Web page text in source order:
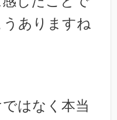
ありますね
はなく本当